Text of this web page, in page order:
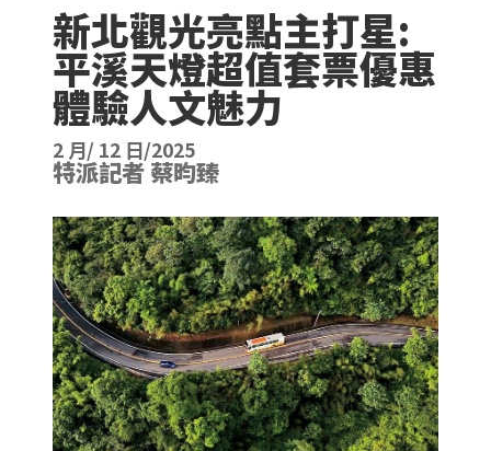
新北觀光亮點主打星:
平溪天燈超值套票優惠
體驗人文魅力
2 月/ 12 日/2025
特派記者 蔡昀臻